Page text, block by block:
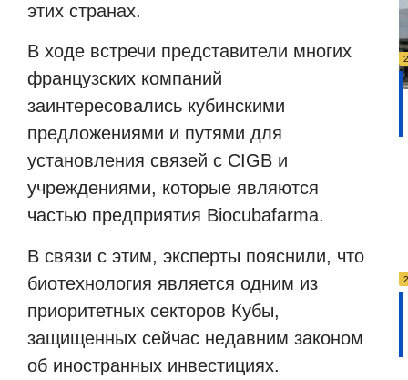
этих странах.
В ходе встречи представители многих
французских компаний
заинтересовались кубинскими
предложениями и путями для
установления связей с CIGB и
учреждениями, которые являются
частью предприятия Biocubafarma.
В связи с этим, эксперты пояснили, что
биотехнология является одним из
приоритетных секторов Кубы,
защищенных сейчас недавним законом
об иностранных инвестициях.